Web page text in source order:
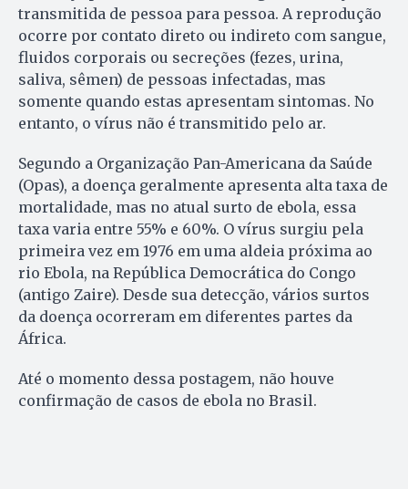
transmitida de pessoa para pessoa. A reprodução
ocorre por contato direto ou indireto com sangue,
fluidos corporais ou secreções (fezes, urina,
saliva, sêmen) de pessoas infectadas, mas
somente quando estas apresentam sintomas. No
entanto, o vírus não é transmitido pelo ar.
Segundo a Organização Pan-Americana da Saúde
(Opas), a doença geralmente apresenta alta taxa de
mortalidade, mas no atual surto de ebola, essa
taxa varia entre 55% e 60%. O vírus surgiu pela
primeira vez em 1976 em uma aldeia próxima ao
rio Ebola, na República Democrática do Congo
(antigo Zaire). Desde sua detecção, vários surtos
da doença ocorreram em diferentes partes da
África.
Até o momento dessa postagem, não houve
confirmação de casos de ebola no Brasil.